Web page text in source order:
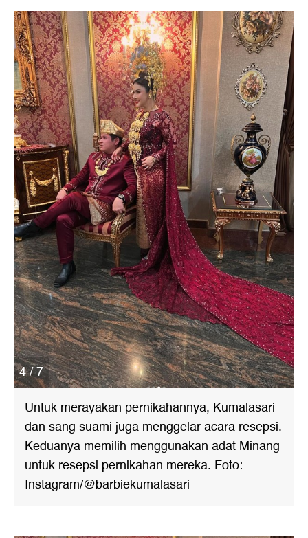
4 / 7
Untuk merayakan pernikahannya, Kumalasari
dan sang suami juga menggelar acara resepsi.
Keduanya memilih menggunakan adat Minang
untuk resepsi pernikahan mereka. Foto:
Instagram/@barbiekumalasari